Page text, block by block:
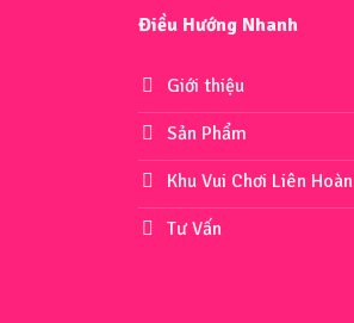
Điều Hướng Nhanh
Giới thiệu
Sản Phẩm
Khu Vui Chơi Liên Hoàn
Tư Vấn